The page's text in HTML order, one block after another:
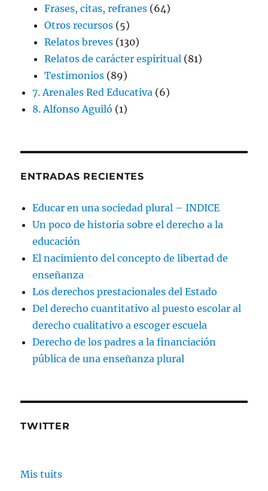
Frases, citas, refranes (64)
Otros recursos (5)
Relatos breves (130)
Relatos de carácter espiritual (81)
Testimonios (89)
7. Arenales Red Educativa (6)
8. Alfonso Aguiló (1)
ENTRADAS RECIENTES
Educar en una sociedad plural – INDICE
Un poco de historia sobre el derecho a la
educación
El nacimiento del concepto de libertad de
enseñanza
Los derechos prestacionales del Estado
Del derecho cuantitativo al puesto escolar al
derecho cualitativo a escoger escuela
Derecho de los padres a la financiación
pública de una enseñanza plural
TWITTER
Mis tuits